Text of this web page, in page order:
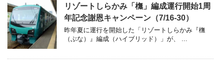
リゾートしらかみ「橅」編成運行開始1周
年記念謝恩キャンペーン（7/16-30）
昨年夏に運行を開始した「リゾートしらかみ『橅
（ぶな）』編成（ハイブリッド）」が、 ...